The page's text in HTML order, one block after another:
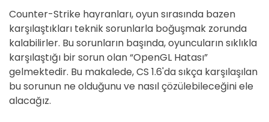
Counter-Strike hayranları, oyun sırasında bazen
karşılaştıkları teknik sorunlarla boğuşmak zorunda
kalabilirler. Bu sorunların başında, oyuncuların sıklıkla
karşılaştığı bir sorun olan “OpenGL Hatası”
gelmektedir. Bu makalede, CS 1.6'da sıkça karşılaşılan
bu sorunun ne olduğunu ve nasıl çözülebileceğini ele
alacağız.